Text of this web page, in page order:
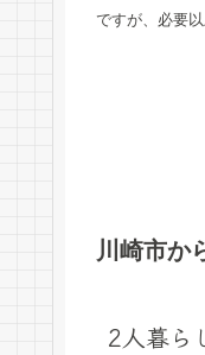
ですが、必要
川崎市か
2人暮ら